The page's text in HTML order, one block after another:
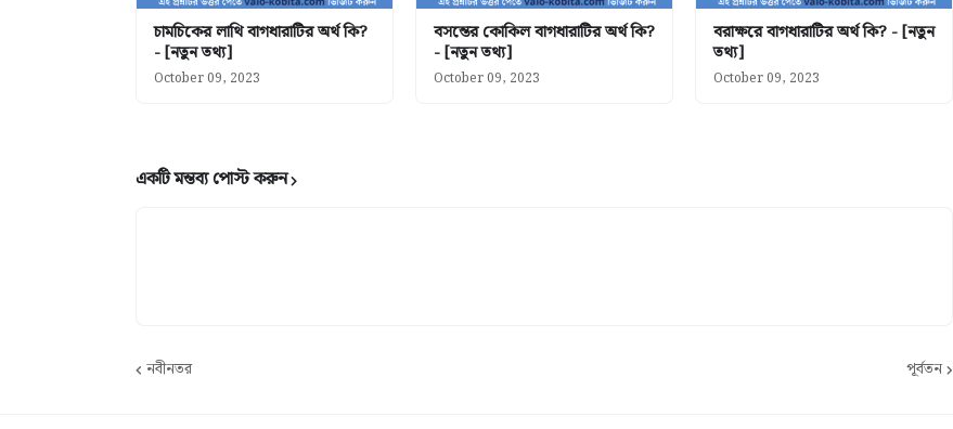
চামচিকের লাথি বাগধারাটির অর্থ কি?
- [নতুন তথ্য]
October 09, 2023
বসন্তের কোকিল বাগধারাটির অর্থ কি?
- [নতুন তথ্য]
October 09, 2023
বরাক্ষরে বাগধারাটির অর্থ কি? - [নতুন
তথ্য]
October 09, 2023
একটি মন্তব্য পোস্ট করুন
নবীনতর পূর্বতন